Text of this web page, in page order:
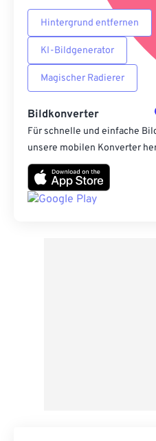
Hintergrund entfernen
KI-Bildgenerator
Magischer Radierer
Bildkonverter
Für schnelle und einfache
unsere mobilen Konverter